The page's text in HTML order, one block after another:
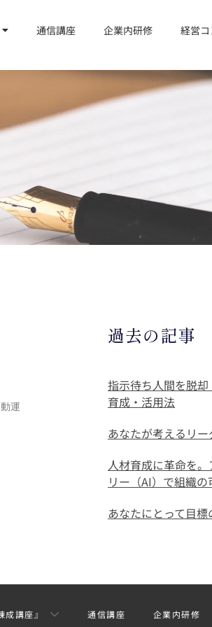
通信講座 企業内研修 経営
運
過去の記事
指示待ち人間を脱
育成・活用法
あなたが考えるリ
人材育成に革命を
リー（AI）で組織
あなたにとって目
講座』 通信講座 企業内研修